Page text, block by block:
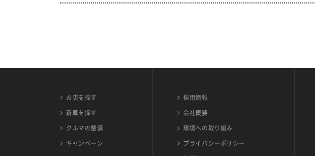
お店を探す
新車を探す
クルマの整備
キャンペーン
採用情報
会社概要
環境への取り組み
プライバシーポリシー